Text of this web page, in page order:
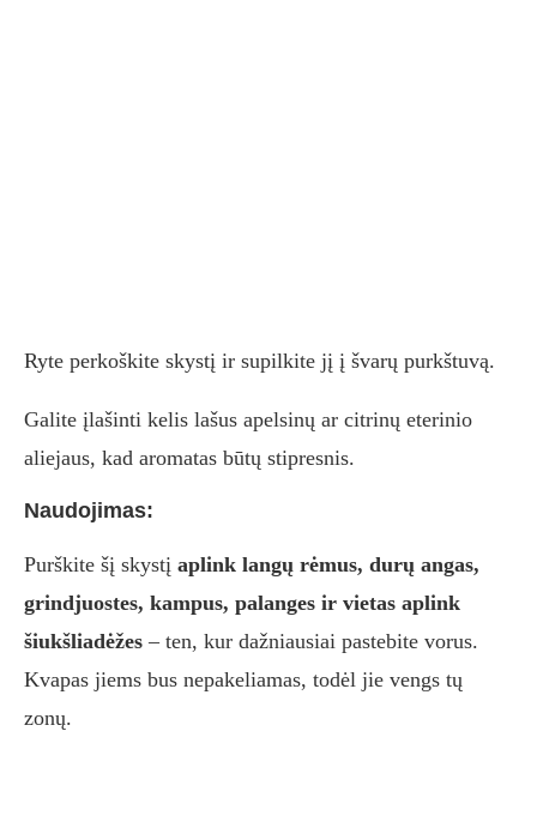
Ryte perkoškite skystį ir supilkite jį į švarų purkštuvą.
Galite įlašinti kelis lašus apelsinų ar citrinų eterinio
aliejaus, kad aromatas būtų stipresnis.
Naudojimas:
Purškite šį skystį aplink langų rėmus, durų angas,
grindjuostes, kampus, palanges ir vietas aplink
šiukšliadėžes – ten, kur dažniausiai pastebite vorus.
Kvapas jiems bus nepakeliamas, todėl jie vengs tų
zonų.